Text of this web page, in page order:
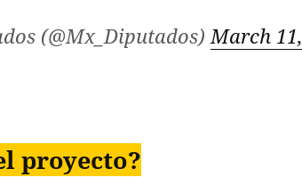
(@Mx_Diputados)March 11,
proyecto?